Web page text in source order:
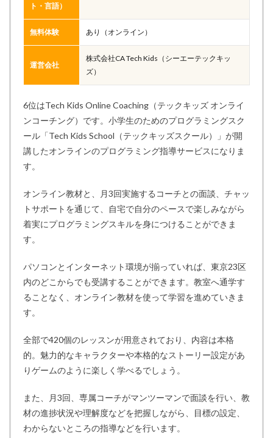
ト・言語）
無料体験 あり（オンライン）
運営会社
株式会社CA Tech Kids（シーエーテックキッ
ズ）
6位はTech Kids Online Coaching（テックキッズ オンライ
ンコーチング）です。小学生のためのプログラミングスク
ール「Tech Kids School（テックキッズスクール）」が開
講したオンラインのプログラミング指導サービスになりま
す。
オンライン教材と、月3回実施するコーチとの面談、チャッ
トサポートを通じて、自宅で自分のペースで楽しみながら
着実にプログラミングスキルを身につけることができま
す。
パソコンとインターネット環境が揃っていれば、東京23区
内のどこからでも受講することができます。教室へ通学す
ることなく、オンライン教材を使って学習を進めていきま
す。
全部で420個のレッスンが用意されており、内容は本格
的。魅力的なキャラクターや本格的なストーリー設定があ
りゲームのように楽しく学べるでしょう。
また、月3回、専属コーチがマンツーマンで面談を行い、教
材の進捗状況や理解度などを把握しながら、目標の設定、
わからないところの指導などを行います。